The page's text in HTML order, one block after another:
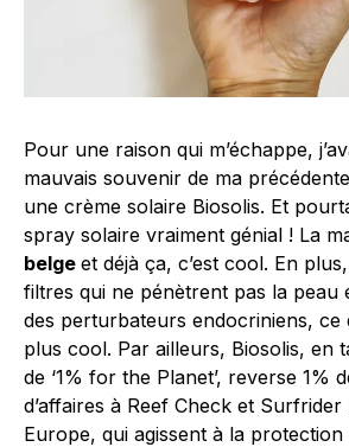
Pour une raison qui m’échappe,
mauvais souvenir de ma
une crème solaire Biosolis. Et
spray solaire vraiment génial ! La
belge et déjà ça, c’est cool. En
filtres qui ne pénètrent pas la peau
des perturbateurs endocriniens, ce
plus cool. Par ailleurs, Biosolis, en
de ‘1% for the Planet’, reverse 1%
d’affaires à Reef Check et
Europe, qui agissent à la protection